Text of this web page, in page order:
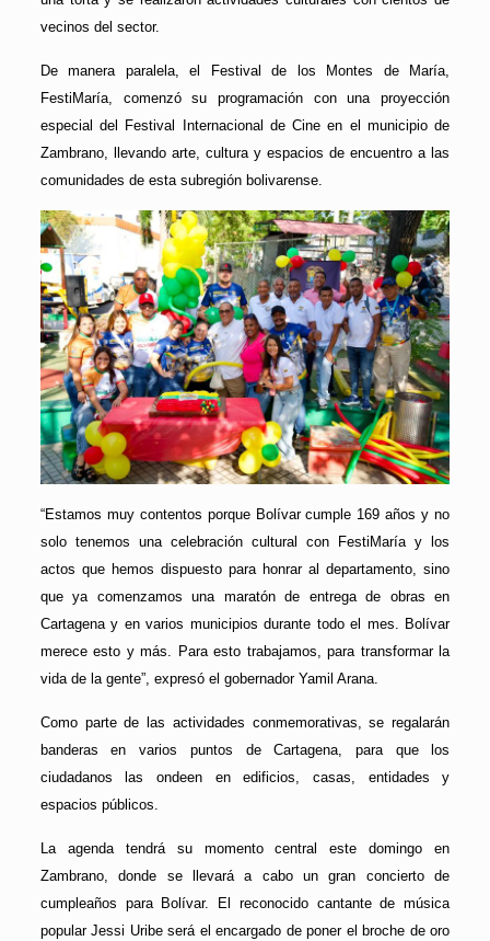
vecinos del sector.
De manera paralela, el Festival de los Montes de María,
FestiMaría, comenzó su programación con una proyección
especial del Festival Internacional de Cine en el municipio de
Zambrano, llevando arte, cultura y espacios de encuentro a las
comunidades de esta subregión bolivarense.
“Estamos muy contentos porque Bolívar cumple 169 años y no
solo tenemos una celebración cultural con FestiMaría y los
actos que hemos dispuesto para honrar al departamento, sino
que ya comenzamos una maratón de entrega de obras en
Cartagena y en varios municipios durante todo el mes. Bolívar
merece esto y más. Para esto trabajamos, para transformar la
vida de la gente”, expresó el gobernador Yamil Arana.
Como parte de las actividades conmemorativas, se regalarán
banderas en varios puntos de Cartagena, para que los
ciudadanos las ondeen en edificios, casas, entidades y
espacios públicos.
La agenda tendrá su momento central este domingo en
Zambrano, donde se llevará a cabo un gran concierto de
cumpleaños para Bolívar. El reconocido cantante de música
popular Jessi Uribe será el encargado de poner el broche de oro